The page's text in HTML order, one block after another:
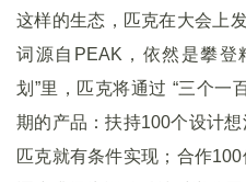
这样的生态，匹克在大会上
词源自PEAK，依然是攀登
划”里，匹克将通过 “三个一
期的产品：扶持100个设计
匹克就有条件实现；合作